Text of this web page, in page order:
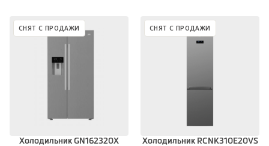
СНЯТ С ПРОДАЖИ
Холодильник GN162320X
СНЯТ С ПРОДАЖИ
Холодильник RCNK310E20VS